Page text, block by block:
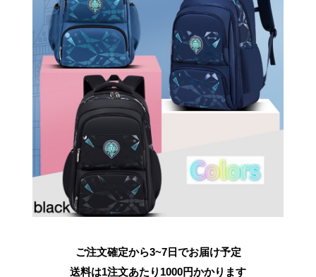
ご注文確定から3~7日でお届け予定
送料は1注文あたり 1000円かかります